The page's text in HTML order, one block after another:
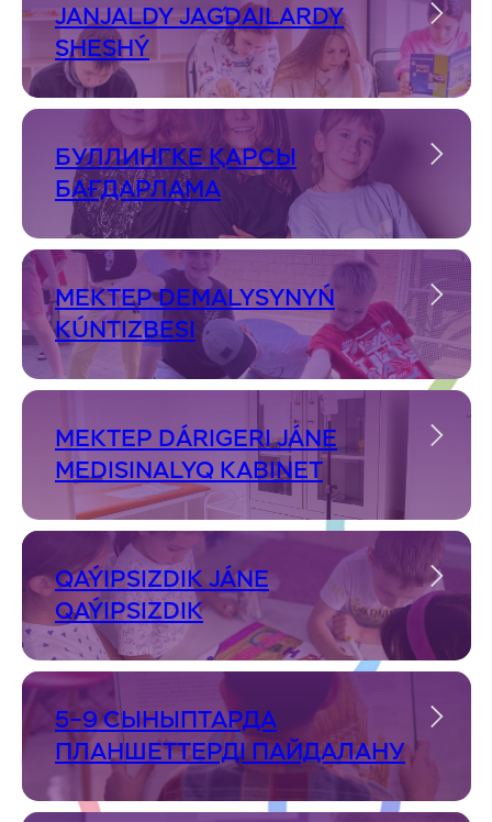
JANJALDY JAǴDAILARDY
SHESHÝ
БУЛЛИНГКЕ ҚАРСЫ
БАҒДАРЛАМА
MEKTEP DEMALYSYNYŃ
KÚNTIZBESI
MEKTEP DÁRIGERI JÁNE
MEDISINALYQ KABINET
QAÝIPSIZDIK JÁNE
QAÝIPSIZDIK
5–9 СЫНЫПТАРДА
ПЛАНШЕТТЕРДІ ПАЙДАЛАНУ